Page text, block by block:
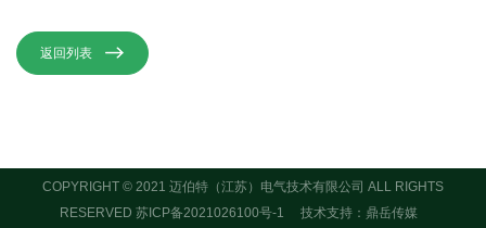
返回列表
COPYRIGHT © 2021 迈伯特（江苏）电气技术有限公司 ALL RIGHTS
RESERVED 苏ICP备2021026100号-1 技术支持：鼎岳传媒